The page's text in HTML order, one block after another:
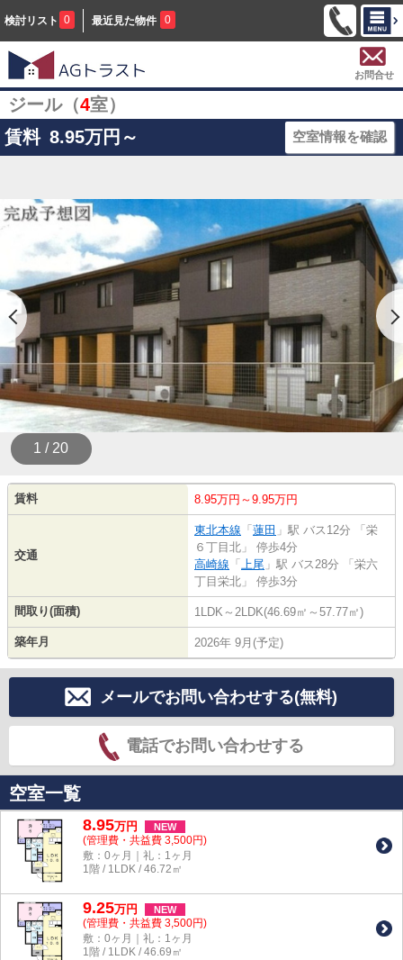
検討リスト 0 最近見た物件 0
お問合せ
ジール（4室）
賃料 8.95万円～ 空室情報を確認
1 / 20
賃料 8.95万円～9.95万円
交通
東北本線 「 蓮田 」駅 バス12分 「栄
６丁目北」 停歩4分
高崎線 「 上尾 」駅 バス28分 「栄六
丁目栄北」 停歩3分
間取り(面積) 1LDK～2LDK(46.69㎡～57.77㎡)
築年月 2026年 9月(予定)
メールでお問い合わせする(無料)
電話でお問い合わせする
空室一覧
8.95万円 NEW
(管理費・共益費 3,500円)
敷：0ヶ月｜礼：1ヶ月
1階 / 1LDK / 46.72㎡
9.25万円 NEW
(管理費・共益費 3,500円)
敷：0ヶ月｜礼：1ヶ月
1階 / 1LDK / 46.69㎡